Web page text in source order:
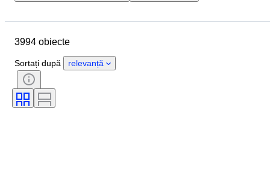
Țara de Proveniență
Stare
Certificare
Semnătură
Mișcarea ceasului
3994 obiecte
Sortați după relevanță